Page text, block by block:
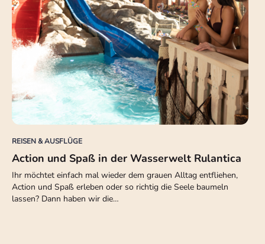
REISEN & AUSFLÜGE
Action und Spaß in der Wasserwelt Rulantica
Ihr möchtet einfach mal wieder dem grauen Alltag entfliehen,
Action und Spaß erleben oder so richtig die Seele baumeln
lassen? Dann haben wir die…